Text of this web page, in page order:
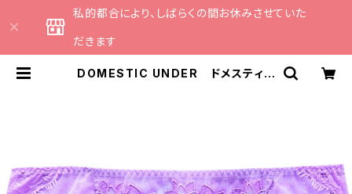
私的都合により、しばらくの間お休みさせていた
だきます
DOMESTIC UNDER ドメスティッ